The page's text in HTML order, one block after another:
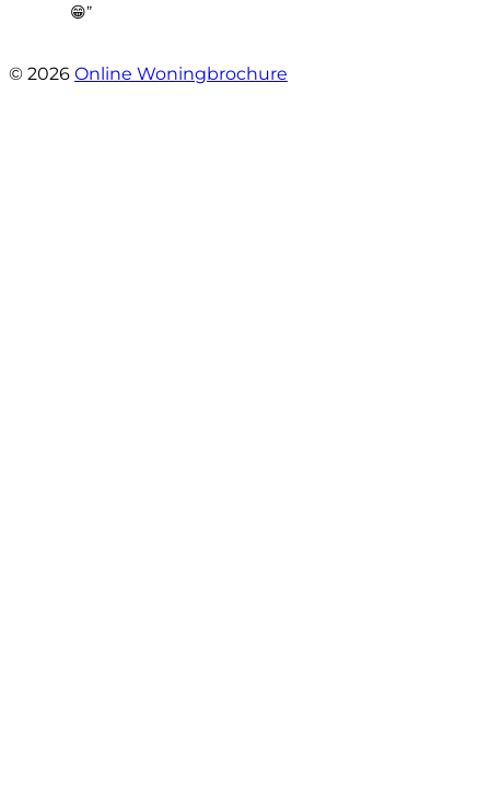
😁”
© 2026 Online Woningbrochure